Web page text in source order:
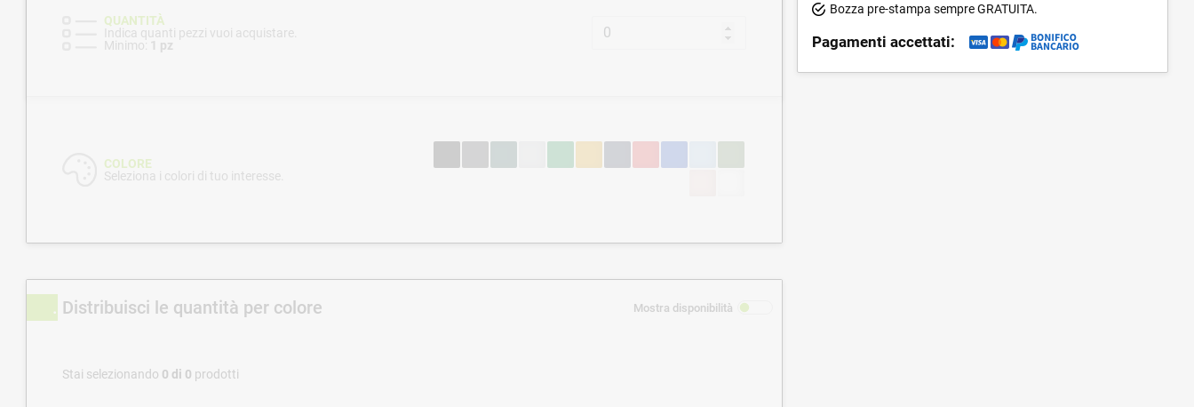
QUANTITÀ
Indica quanti pezzi vuoi acquistare.
Minimo: 1 pz
COLORE
Seleziona i colori di tuo interesse.
Distribuisci le quantità per colore Mostra disponibilità
Stai selezionando 0 di 0 prodotti
Bozza pre-stampa sempre GRATUITA.
Pagamenti accettati: